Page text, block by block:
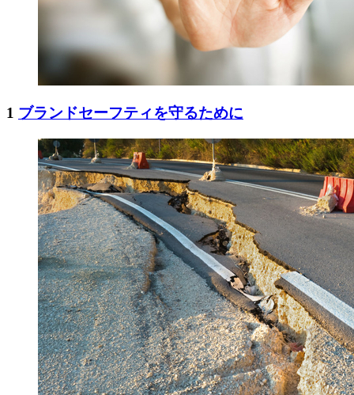
1 ブランドセーフティを守るために